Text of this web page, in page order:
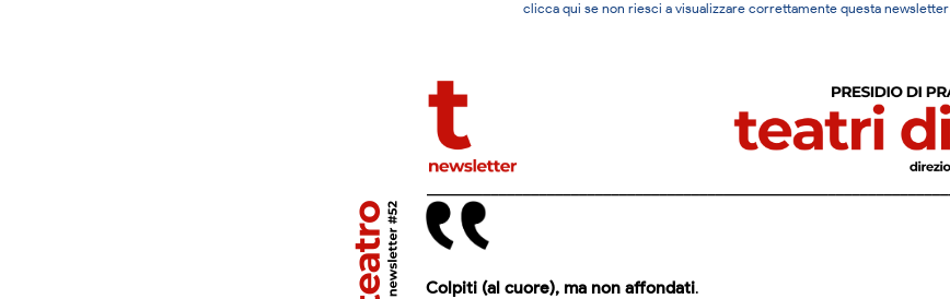
clicca qui se non riesci a visualizzare correttamente questa newsletter
Colpiti (al cuore), ma non affondati.